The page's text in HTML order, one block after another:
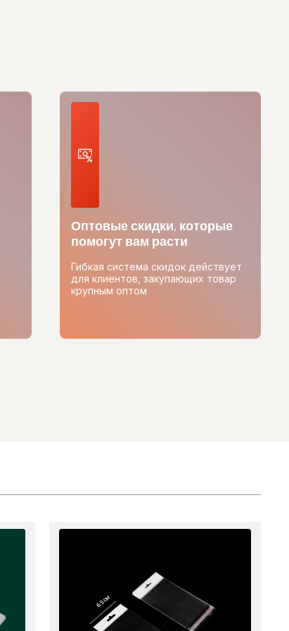
Оптовые скидки, которые
помогут вам расти
Гибкая система скидок действует
для клиентов, закупающих товар
крупным оптом
6.5 см